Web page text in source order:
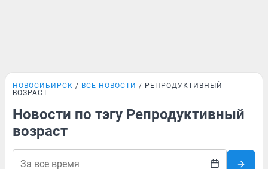
НОВОСИБИРСК ВСЕ НОВОСТИ
РЕПРОДУКТИВНЫЙ
ВОЗРАСТ
Новости по тэгу Репродуктивный
возраст